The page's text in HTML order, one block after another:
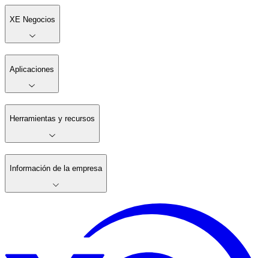
XE Negocios
Aplicaciones
Herramientas y recursos
Información de la empresa